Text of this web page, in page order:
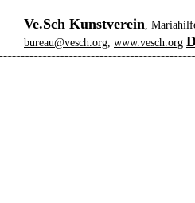
Ve.Sch Kunstverein,
bureau@vesch.org, www.vesch.org